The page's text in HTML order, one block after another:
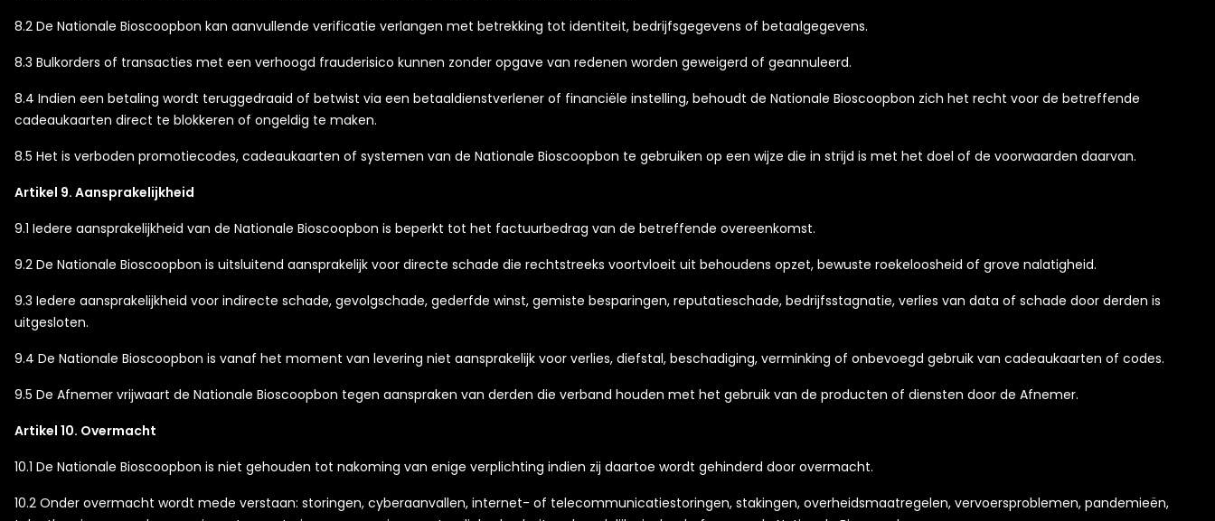
8.2 De Nationale Bioscoopbon kan aanvullende verificatie verlangen met betrekking tot identiteit, bedrijfsgegevens of betaalgegevens.
8.3 Bulkorders of transacties met een verhoogd frauderisico kunnen zonder opgave van redenen worden geweigerd of geannuleerd.
8.4 Indien een betaling wordt teruggedraaid of betwist via een betaaldienstverlener of financiële instelling, behoudt de Nationale Bioscoopbon zich het recht voor de betreffende
cadeaukaarten direct te blokkeren of ongeldig te maken.
8.5 Het is verboden promotiecodes, cadeaukaarten of systemen van de Nationale Bioscoopbon te gebruiken op een wijze die in strijd is met het doel of de voorwaarden daarvan.
Artikel 9. Aansprakelijkheid
9.1 Iedere aansprakelijkheid van de Nationale Bioscoopbon is beperkt tot het factuurbedrag van de betreffende overeenkomst.
9.2 De Nationale Bioscoopbon is uitsluitend aansprakelijk voor directe schade die rechtstreeks voortvloeit uit behoudens opzet, bewuste roekeloosheid of grove nalatigheid.
9.3 Iedere aansprakelijkheid voor indirecte schade, gevolgschade, gederfde winst, gemiste besparingen, reputatieschade, bedrijfsstagnatie, verlies van data of schade door derden is
uitgesloten.
9.4 De Nationale Bioscoopbon is vanaf het moment van levering niet aansprakelijk voor verlies, diefstal, beschadiging, verminking of onbevoegd gebruik van cadeaukaarten of codes.
9.5 De Afnemer vrijwaart de Nationale Bioscoopbon tegen aanspraken van derden die verband houden met het gebruik van de producten of diensten door de Afnemer.
Artikel 10. Overmacht
10.1 De Nationale Bioscoopbon is niet gehouden tot nakoming van enige verplichting indien zij daartoe wordt gehinderd door overmacht.
10.2 Onder overmacht wordt mede verstaan: storingen, cyberaanvallen, internet- of telecommunicatiestoringen, stakingen, overheidsmaatregelen, vervoersproblemen, pandemieën,